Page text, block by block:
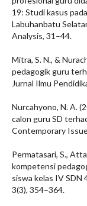
19: Studi kasus
Labuhanbatu
Analysis, 31–44.
Mitra, S. N., &
pedagogik guru
Jurnal Ilmu
Nurcahyono, N. A.
calon guru SD
Contemporary
Permatasari, S.,
kompetensi
siswa kelas IV SDN
3(3), 354–364.